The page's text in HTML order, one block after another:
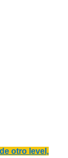
otro level,